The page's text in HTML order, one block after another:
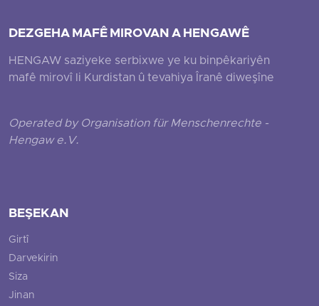
DEZGEHA MAFÊ MIROVAN A HENGAWÊ
HENGAW saziyeke serbixwe ye ku binpêkariyên
mafê mirovî li Kurdistan û tevahiya Îranê diweşîne
Operated by Organisation für Menschenrechte -
Hengaw e.V.
BEŞEKAN
Girtî
Darvekirin
Siza
Jinan